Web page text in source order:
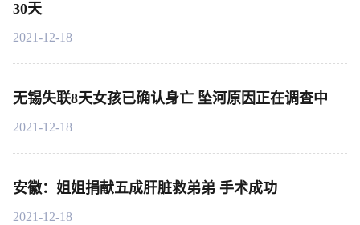
30天
2021-12-18
无锡失联8天女孩已确认身亡 坠河原因正在调查中
2021-12-18
安徽：姐姐捐献五成肝脏救弟弟 手术成功
2021-12-18